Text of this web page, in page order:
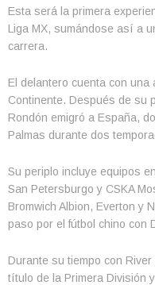
Esta será la primera
Liga MX, sumándose así a
carrera.
El delantero cuenta con una
Continente. Después de su
Rondón emigró a España,
Palmas durante dos
Su periplo incluye equipos
San Petersburgo y CSKA
Bromwich Albion, Everton y
paso por el fútbol chino con
Durante su tiempo con
título de la Primera División